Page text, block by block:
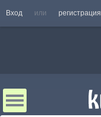
Вход или регистрация